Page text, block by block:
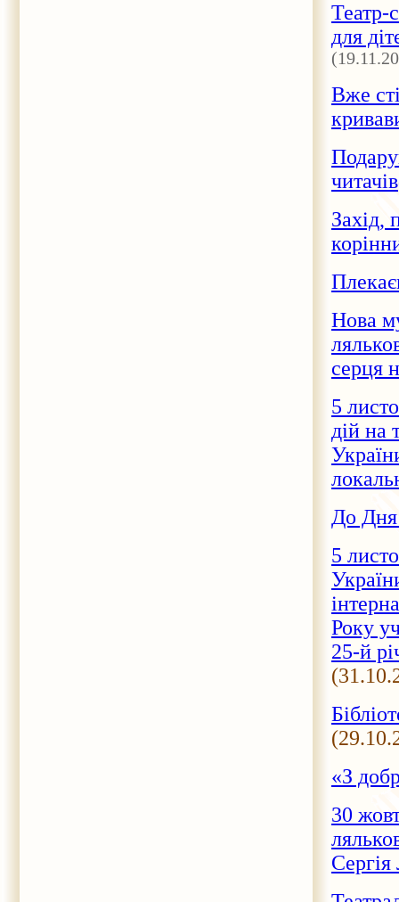
Театр-
для
Вже
читачів
Захід,
Нова
серця
5
дій на
До Дня
5
Року
25-й
«З
30